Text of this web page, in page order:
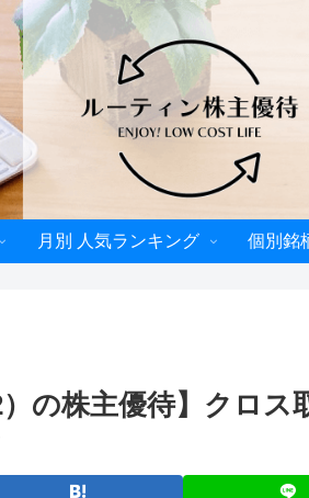
月別 人気ランキング 個別銘
の株主優待】クロス